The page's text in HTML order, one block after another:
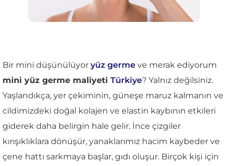
Bir mini düşünülüyor yüz germe ve merak ediyorum
mini yüz germe maliyeti Türkiye? Yalnız değilsiniz.
Yaşlandıkça, yer çekiminin, güneşe maruz kalmanın ve
cildimizdeki doğal kolajen ve elastin kaybının etkileri
giderek daha belirgin hale gelir. İnce çizgiler
kırışıklıklara dönüşür, yanaklarımız hacim kaybeder ve
çene hattı sarkmaya başlar, gıdı oluşur. Birçok kişi için